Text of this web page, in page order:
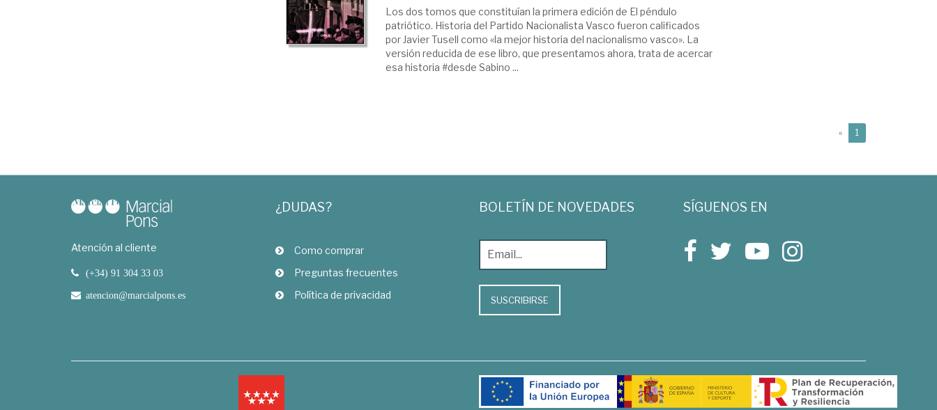
Los dos tomos que constituían la primera edición de El péndulo
patriótico. Historia del Partido Nacionalista Vasco fueron calificados
por Javier Tusell como «la mejor historia del nacionalismo vasco». La
versión reducida de ese libro, que presentamos ahora, trata de acercar
esa historia #desde Sabino ...
« 1
Atención al cliente
(+34) 91 304 33 03
atencion@marcialpons.es
¿DUDAS?
Como comprar
Preguntas frecuentes
Política de privacidad
BOLETÍN DE NOVEDADES
SUSCRIBIRSE
SÍGUENOS EN